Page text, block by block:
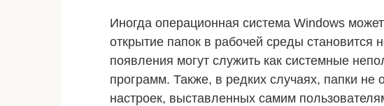
Иногда операционная система Windows
открытие папок в рабочей среды
появления могут служить как системные
программ. Также, в редких случаях, папки не
настроек, выставленных самим